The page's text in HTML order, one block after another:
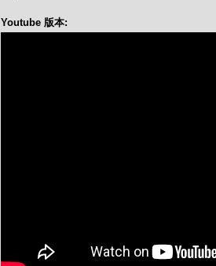
Youtube 版本: